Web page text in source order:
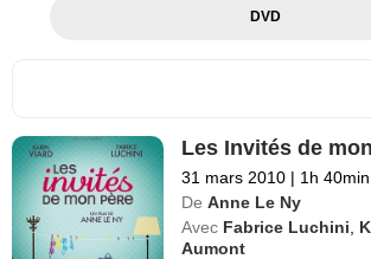
DVD
Les Invités de
31 mars 2010 | 1h 40min
De Anne Le Ny
Avec Fabrice Luchini
Aumont